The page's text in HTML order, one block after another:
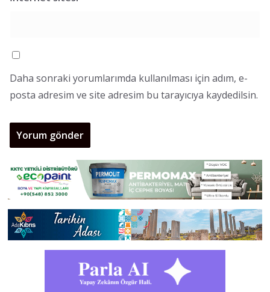
Daha sonraki yorumlarımda kullanılması için adım, e-
posta adresim ve site adresim bu tarayıcıya kaydedilsin.